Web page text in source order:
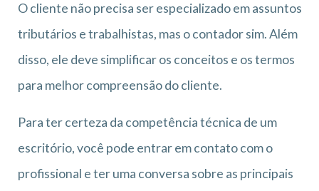
O cliente não precisa ser especializado em assuntos
tributários e trabalhistas, mas o contador sim. Além
disso, ele deve simplificar os conceitos e os termos
para melhor compreensão do cliente.
Para ter certeza da competência técnica de um
escritório, você pode entrar em contato com o
profissional e ter uma conversa sobre as principais